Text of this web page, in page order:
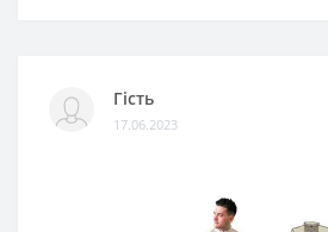
Гість
17.06.2023